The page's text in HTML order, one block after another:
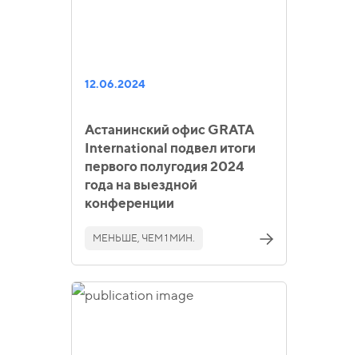
12.06.2024
Астанинский офис GRATA
International подвел итоги
первого полугодия 2024
года на выездной
конференции
МЕНЬШЕ, ЧЕМ 1 МИН.